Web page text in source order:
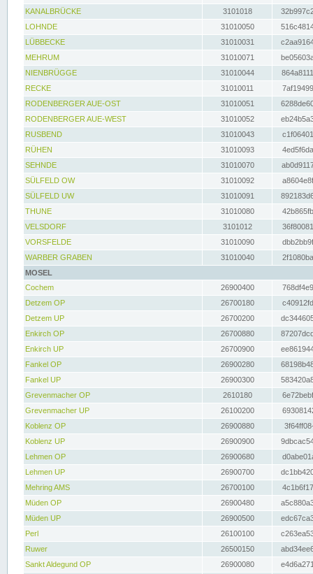
KANALBRÜCKE
3101018
LOHNDE
31010050
LÜBBECKE
31010031
MEHRUM
31010071
NIENBRÜGGE
31010044
RECKE
31010011
RODENBERGER AUE-OST
31010051
RODENBERGER AUE-WEST
31010052
RUSBEND
31010043
RÜHEN
31010093
SEHNDE
31010070
SÜLFELD OW
31010092
SÜLFELD UW
31010091
THUNE
31010080
VELSDORF
3101012
VORSFELDE
31010090
WARBER GRABEN
31010040
MOSEL
Cochem
26900400
Detzem OP
26700180
Detzem UP
26700200
Enkirch OP
26700880
Enkirch UP
26700900
Fankel OP
26900280
Fankel UP
26900300
Grevenmacher OP
2610180
Grevenmacher UP
26100200
Koblenz OP
26900880
Koblenz UP
26900900
Lehmen OP
26900680
Lehmen UP
26900700
Mehring AMS
26700100
Müden OP
26900480
Müden UP
26900500
Perl
26100100
Ruwer
26500150
Sankt Aldegund OP
26900080